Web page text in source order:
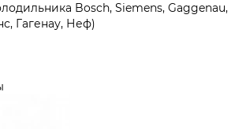
Bosch, Siemens, Gaggenau,
Гагенау, Неф)